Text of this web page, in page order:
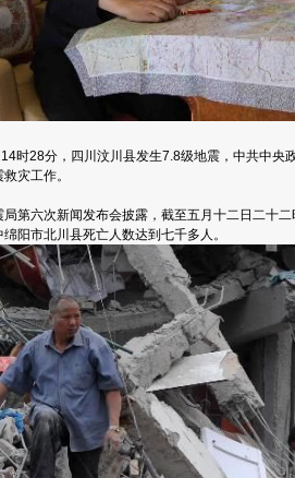
时28分，四川汶川县发生7.8级地震，中共中央
灾工作。
第六次新闻发布会披露，截至五月十二日二十
阳市北川县死亡人数达到七千多人。